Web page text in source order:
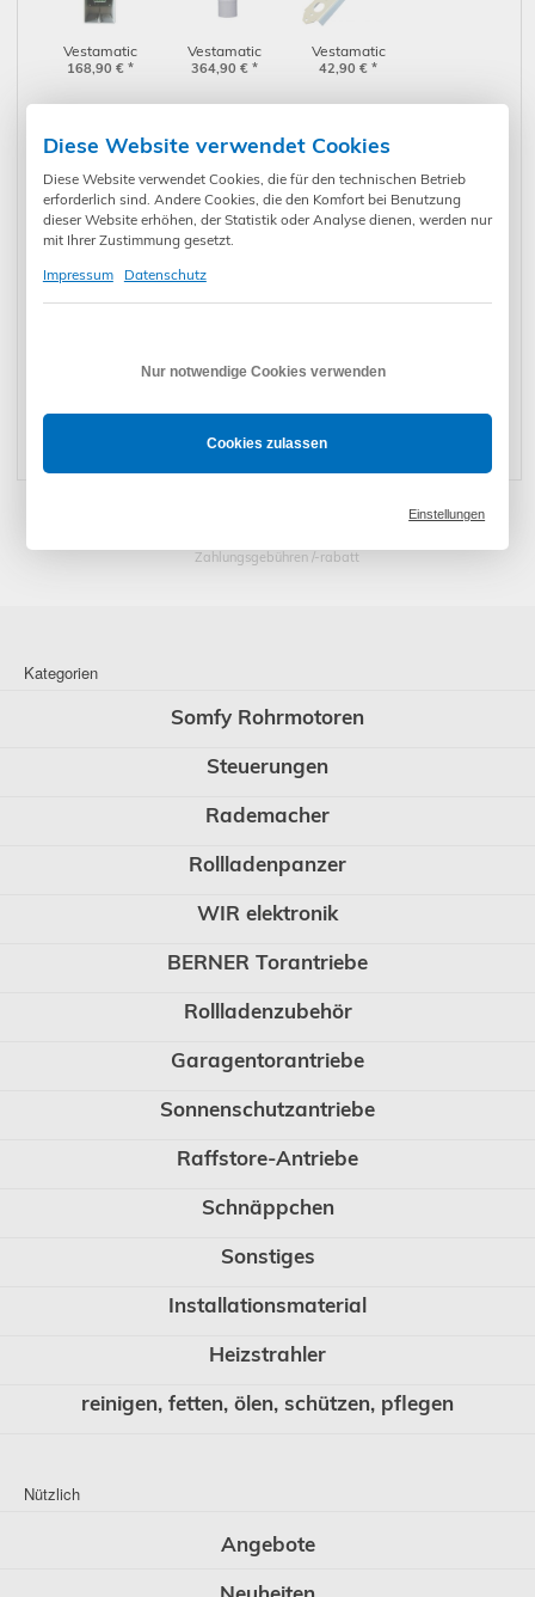
Vestamatic
Spannungsversorgung
(01100290)
168,90 € *
Vestamatic
Windsensor WS
(01100235)
364,90 € *
Vestamatic
Aluminium-
Alu (01100510)
42,90 € *
Vestamatic
Kappe für
Wahlschalter
9,90 € *
Vestamatic
Kappe für
Wahlschalter
9,90
Vestamatic PS 12
Temperatursensor
122,90 € *
Regensensor
(010826)
264,90 € *
Regensensor
(010831)
237,90 € *
Zahlungsgebühren /-rabatt
Kategorien
Somfy Rohrmotoren
Steuerungen
Rademacher
Rollladenpanzer
WIR elektronik
BERNER Torantriebe
Rollladenzubehör
Garagentorantriebe
Sonnenschutzantriebe
Raffstore-Antriebe
Schnäppchen
Sonstiges
Installationsmaterial
Heizstrahler
reinigen, fetten, ölen, schützen, pflegen
Nützlich
Angebote
Diese Website verwendet Cookies
Diese Website verwendet Cookies, die für den technischen Betrieb
erforderlich sind. Andere Cookies, die den Komfort bei Benutzung
dieser Website erhöhen, der Statistik oder Analyse dienen, werden nur
mit Ihrer Zustimmung gesetzt.
Impressum
Datenschutz
Nur notwendige Cookies verwenden
Cookies zulassen
Einstellungen